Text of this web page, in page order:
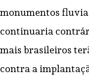
monumentos
continuaria
mais brasileiros
contra a